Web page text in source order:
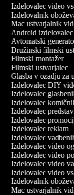
Izdelovalec video
Izdelovalnik
Mac ustvarjalnik
Android izdelovalec
Avtomatski
Družinski filmski
Filmski montažer
Filmski ustvarjalec
Glasba v ozadju za
Izdelovalec DIY
Izdelovalec
Izdelovalec
Izdelovalec
Izdelovalec
Izdelovalec reklam
Izdelovalec
Izdelovalec video
Izdelovalec video
Izdelovalec video
Izdelovalec video
Izdelovalnik
Mac ustvarjalnik